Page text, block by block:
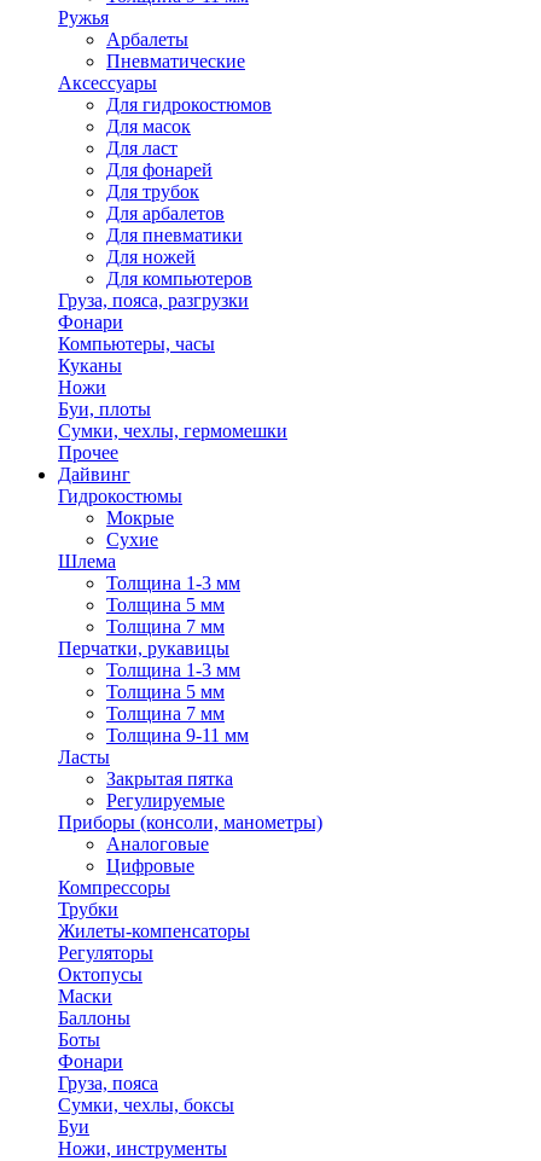
Ружья
Арбалеты
Пневматические
Аксессуары
Для гидрокостюмов
Для масок
Для ласт
Для фонарей
Для трубок
Для арбалетов
Для пневматики
Для ножей
Для компьютеров
Груза, пояса, разгрузки
Фонари
Компьютеры, часы
Куканы
Ножи
Буи, плоты
Сумки, чехлы, гермомешки
Прочее
Дайвинг
Гидрокостюмы
Мокрые
Сухие
Шлема
Толщина 1-3 мм
Толщина 5 мм
Толщина 7 мм
Перчатки, рукавицы
Толщина 1-3 мм
Толщина 5 мм
Толщина 7 мм
Толщина 9-11 мм
Ласты
Закрытая пятка
Регулируемые
Приборы (консоли, манометры)
Аналоговые
Цифровые
Компрессоры
Трубки
Жилеты-компенсаторы
Регуляторы
Октопусы
Маски
Баллоны
Боты
Фонари
Груза, пояса
Сумки, чехлы, боксы
Буи
Ножи, инструменты